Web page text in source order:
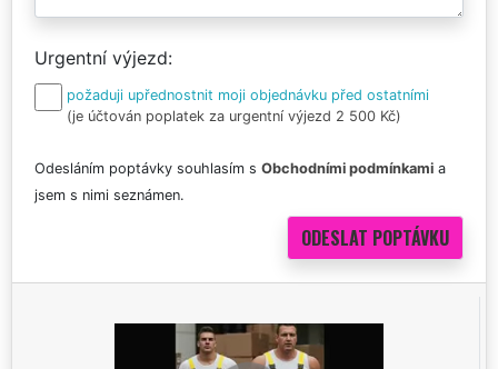
Urgentní výjezd
požaduji upřednostnit moji objednávku před ostatními
(je účtován poplatek za urgentní výjezd 2 500 Kč)
Odesláním poptávky souhlasím s Obchodními podmínkami a
jsem s nimi seznámen.